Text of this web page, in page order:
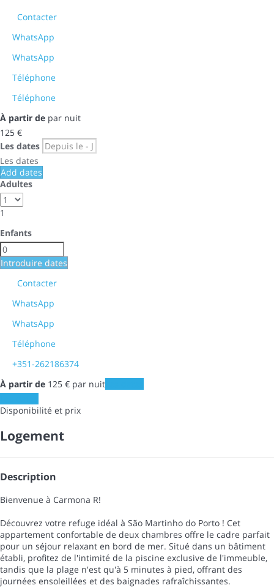
Contacter
WhatsApp
WhatsApp
Téléphone
Téléphone
À partir de par nuit
125 €
Les dates
Les dates
Add dates
Adultes
1
Enfants
Introduire dates
Contacter
WhatsApp
WhatsApp
Téléphone
+351-262186374
À partir de 125 € par nuit
Disponibilité et prix
Logement
Description
Bienvenue à Carmona R!
Découvrez votre refuge idéal à São Martinho do Porto ! Cet
appartement confortable de deux chambres offre le cadre parfait
pour un séjour relaxant en bord de mer. Situé dans un bâtiment
établi, profitez de l'intimité de la piscine exclusive de l'immeuble,
tandis que la plage n'est qu'à 5 minutes à pied, offrant des
journées ensoleillées et des baignades rafraîchissantes.